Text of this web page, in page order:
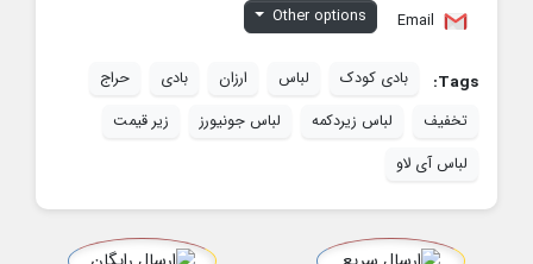
Email
Other options
Tags: بادی کودک لباس ارزان بادی
حراج
تخفیف
لباس زیردکمه لباس جونیورز
زیر قیمت
لباس آی لاو